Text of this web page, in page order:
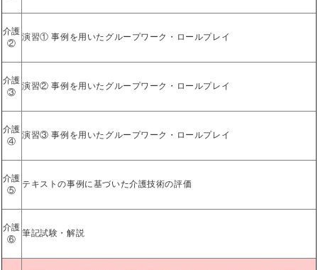
介護
②
演習① 事例を用いたグループワーク・ロールプレイ
介護
③
演習② 事例を用いたグループワーク・ロールプレイ
介護
④
演習③ 事例を用いたグループワーク・ロールプレイ
介護
⑤
テキストの事例に基づいた介護技術の評価
介護
⑥
筆記試験・解説